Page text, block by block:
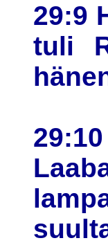
29:9
tuli